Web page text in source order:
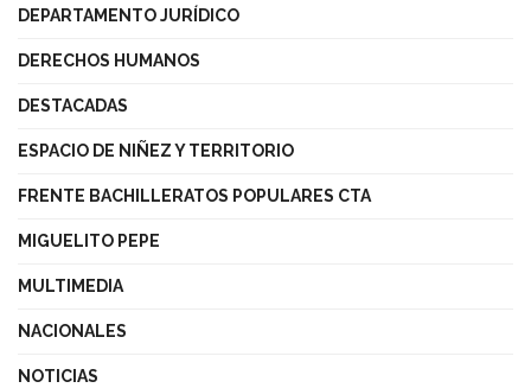
DEPARTAMENTO JURÍDICO
DERECHOS HUMANOS
DESTACADAS
ESPACIO DE NIÑEZ Y TERRITORIO
FRENTE BACHILLERATOS POPULARES CTA
MIGUELITO PEPE
MULTIMEDIA
NACIONALES
NOTICIAS